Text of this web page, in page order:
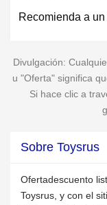
Recomienda a
Divulgación:
u "Oferta" significa
Si hace clic a
Sobre Toysrus
Ofertadescuento
Toysrus, y con el